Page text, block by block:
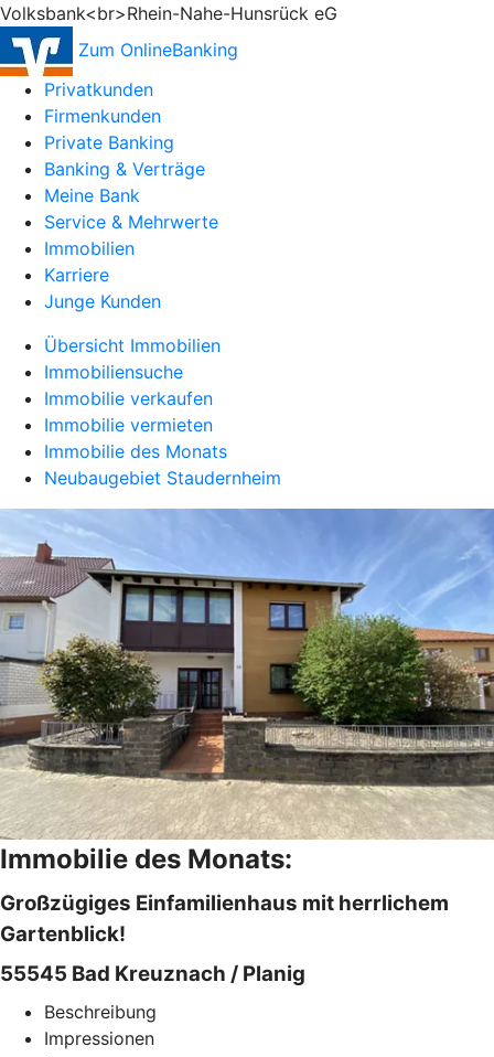
Volksbank<br>Rhein-Nahe-Hunsrück eG
Zum OnlineBanking
Privatkunden
Firmenkunden
Private Banking
Banking & Verträge
Meine Bank
Service & Mehrwerte
Immobilien
Karriere
Junge Kunden
Übersicht Immobilien
Immobiliensuche
Immobilie verkaufen
Immobilie vermieten
Immobilie des Monats
Neubaugebiet Staudernheim
Immobilie des Monats:
Großzügiges Einfamilienhaus mit herrlichem
Gartenblick!
55545 Bad Kreuznach / Planig
Beschreibung
Impressionen